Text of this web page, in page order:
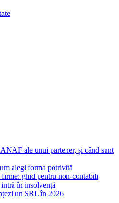
ale unui partener, și când sunt
alegi forma potrivită
ghid pentru non-contabili
în insolvență
un SRL în 2026